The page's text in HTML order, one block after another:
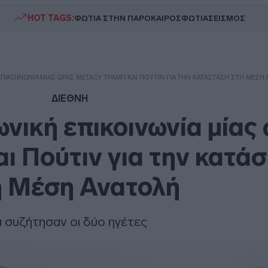
HOT TAGS:ΦΩΤΙΑ ΣΤΗΝ ΠΑΡΟΚΑΙΡΟΣΦΩΤΙΑΣΕΙΣΜΟΣ
ΜΊΑΣ ΏΡΑΣ ΜΕΤΑΞΎ ΤΡΑΜΠ ΚΑΙ ΠΟΎΤΙΝ ΓΙΑ ΤΗΝ ΚΑΤΆΣΤΑΣΗ ΣΤΗ ΜΈΣΗ
ΔΙΕΘΝΗ
επικοινωνία
Πούτιν για την
Μέση Ανατολή
συζήτησαν οι δύο ηγέτες